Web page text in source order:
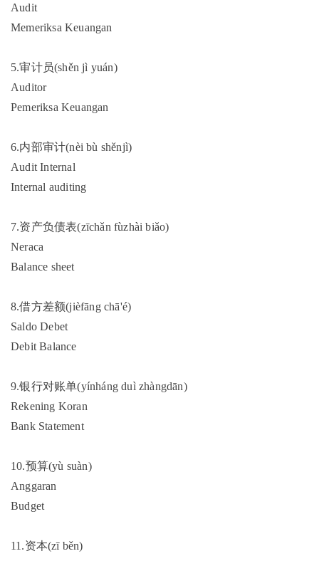
Audit
Memeriksa Keuangan
5.审计员(shěn jì yuán)
Auditor
Pemeriksa Keuangan
6.内部审计(nèi bù shěnjì)
Audit Internal
Internal auditing
7.资产负债表(zīchǎn fùzhài biǎo)
Neraca
Balance sheet
8.借方差额(jièfāng chā'é)
Saldo Debet
Debit Balance
9.银行对账单(yínháng duì zhàngdān)
Rekening Koran
Bank Statement
10.预算(yù suàn)
Anggaran
Budget
11.资本(zī běn)